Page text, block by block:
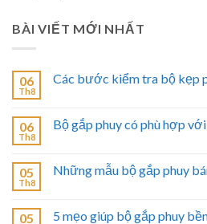
BÀI VIẾT MỚI NHẤT
06
Th8
Các bước kiểm tra bộ kẹp
06
Th8
Bộ gắp phuy có phù hợp
05
Th8
Những mẫu bộ gắp phuy
05 5 mẹo giúp bộ gắp phuy